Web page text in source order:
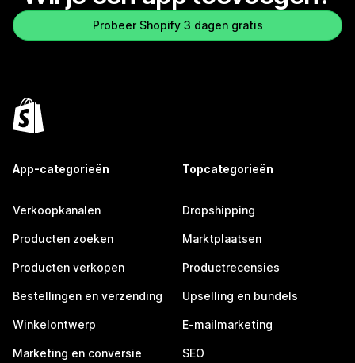
Probeer Shopify 3 dagen gratis
App-categorieën
Verkoopkanalen
Producten zoeken
Producten verkopen
Bestellingen en verzending
Winkelontwerp
Marketing en conversie
Topcategorieën
Dropshipping
Marktplaatsen
Productrecensies
Upselling en bundels
E-mailmarketing
SEO